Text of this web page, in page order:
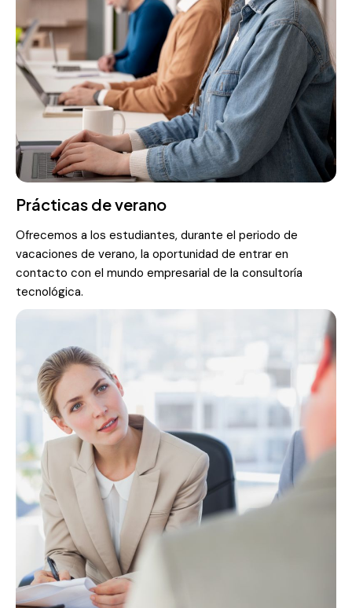
Prácticas de verano
Ofrecemos a los estudiantes, durante el periodo de
vacaciones de verano, la oportunidad de entrar en
contacto con el mundo empresarial de la consultoría
tecnológica.